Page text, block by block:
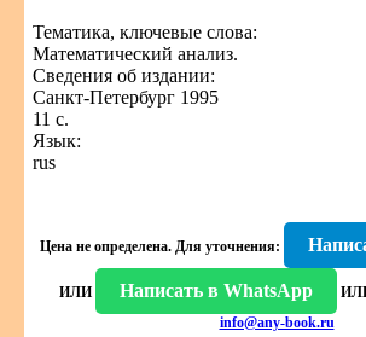
Тематика, ключевые слова:
Математический анализ.
Сведения об издании:
Санкт-Петербург 1995
11 с.
Язык:
rus
Цена не определена. Для уточнения:
ИЛИ Написать в WhatsApp
info@any-book.ru